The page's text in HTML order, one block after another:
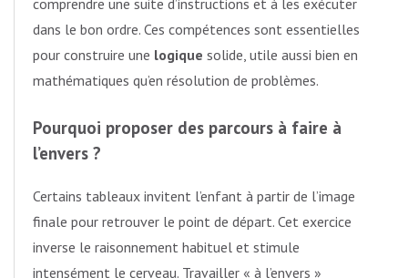
comprendre une suite d’instructions et à les exécuter
dans le bon ordre. Ces compétences sont essentielles
pour construire une logique solide, utile aussi bien en
mathématiques qu’en résolution de problèmes.
Pourquoi proposer des parcours à faire à
l’envers ?
Certains tableaux invitent l’enfant à partir de l’image
finale pour retrouver le point de départ. Cet exercice
inverse le raisonnement habituel et stimule
intensément le cerveau. Travailler « à l’envers »